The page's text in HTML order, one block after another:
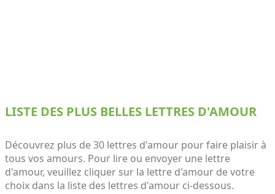
LISTE DES PLUS BELLES LETTRES D'AMOUR
Découvrez plus de 30 lettres d'amour pour faire plaisir à
tous vos amours. Pour lire ou envoyer une lettre
d'amour, veuillez cliquer sur la lettre d'amour de votre
choix dans la liste des lettres d'amour ci-dessous.